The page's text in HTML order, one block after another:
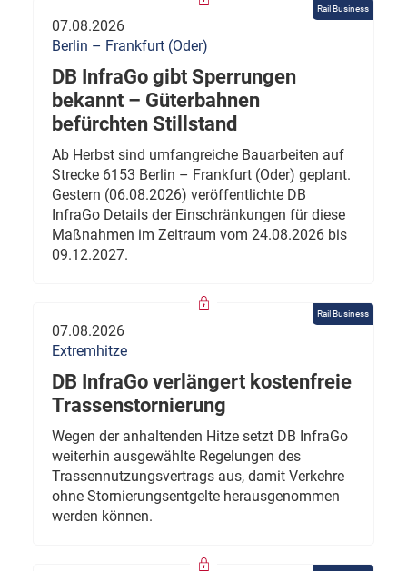
Rail Business
07.08.2026
Berlin – Frankfurt (Oder)
DB InfraGo gibt Sperrungen
bekannt – Güterbahnen
befürchten Stillstand
Ab Herbst sind umfangreiche Bauarbeiten auf
Strecke 6153 Berlin – Frankfurt (Oder) geplant.
Gestern (06.08.2026) veröffentlichte DB
InfraGo Details der Einschränkungen für diese
Maßnahmen im Zeitraum vom 24.08.2026 bis
09.12.2027.
Rail Business
07.08.2026
Extremhitze
DB InfraGo verlängert kostenfreie
Trassenstornierung
Wegen der anhaltenden Hitze setzt DB InfraGo
weiterhin ausgewählte Regelungen des
Trassennutzungsvertrags aus, damit Verkehre
ohne Stornierungsentgelte herausgenommen
werden können.